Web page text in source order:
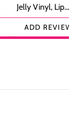
Jelly Vinyl, Lip
Cream Glossy
Ringan
ADD